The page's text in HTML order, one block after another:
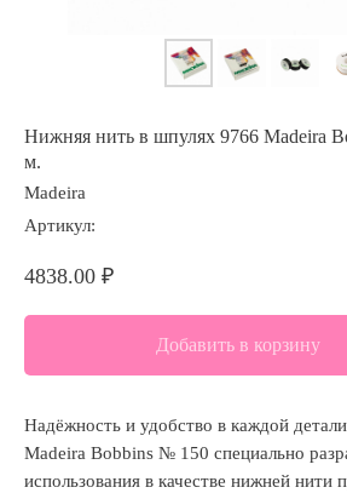
Нижняя нить в шпулях 9766 Madeira
м.
Madeira
Артикул:
4838.00 ₽
Добавить в корзину
Надёжность и удобство в каждой
Madeira Bobbins № 150 специально
использования в качестве нижней